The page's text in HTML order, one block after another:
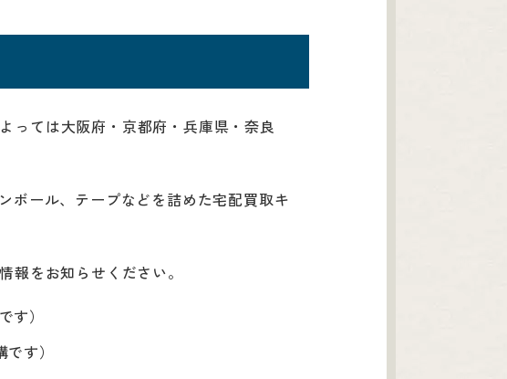
っては大阪府・京都府・兵庫県・奈良
ボール、テープなどを詰めた宅配買取キ
をお知らせください。
）
す）